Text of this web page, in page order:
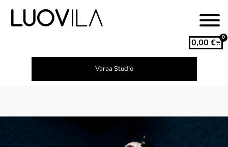
0,00 €
0
Varaa Studio